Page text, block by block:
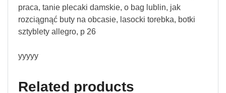
praca, tanie plecaki damskie, o bag lublin, jak
rozciągnąć buty na obcasie, lasocki torebka, botki
sztyblety allegro, p 26
yyyyy
Related products